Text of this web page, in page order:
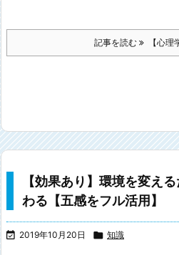
記事を読む 【心理
【効果あり】環境を変え
わる【五感をフル活用】
 2019年10月20日  知識